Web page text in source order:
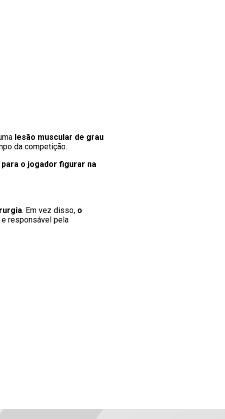
lesão muscular de grau
da competição.
o jogador figurar na
. Em vez disso, o
e responsável pela